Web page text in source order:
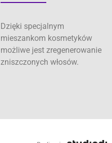
Dzięki specjalnym
mieszankom kosmetyków
możliwe jest zregenerowanie
zniszczonych włosów.